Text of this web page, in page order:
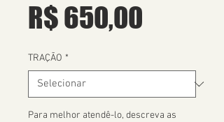
R$ 650,00
TRAÇÃO *
Para melhor atendê-lo, descreva as